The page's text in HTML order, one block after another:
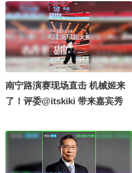
南宁路演赛现场直击 机械姬来
了！评委@itskiki 带来嘉宾秀
Animal）》#2026关注流舞蹈大